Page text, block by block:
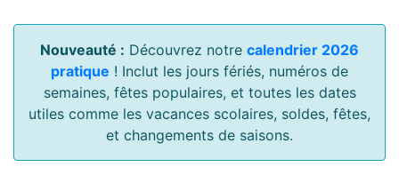
Nouveauté : Découvrez notre calendrier 2026
pratique ! Inclut les jours fériés, numéros de
semaines, fêtes populaires, et toutes les dates
utiles comme les vacances scolaires, soldes, fêtes,
et changements de saisons.